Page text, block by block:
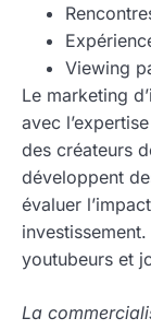
Viewing
Le marketing
avec
des créateurs
développent
évaluer
youtubeurs et
La